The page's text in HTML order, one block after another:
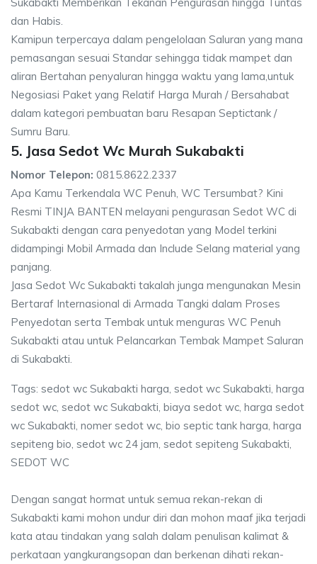
dan Habis.
Kamipun terpercaya dalam pengelolaan Saluran yang mana
pemasangan sesuai Standar sehingga tidak mampet dan
aliran Bertahan penyaluran hingga waktu yang lama,untuk
Negosiasi Paket yang Relatif Harga Murah / Bersahabat
dalam kategori pembuatan baru Resapan Septictank /
Sumru Baru.
5. Jasa Sedot Wc Murah Sukabakti
Nomor Telepon: 0815.8622.2337
Apa Kamu Terkendala WC Penuh, WC Tersumbat? Kini
Resmi TINJA BANTEN melayani pengurasan Sedot WC di
Sukabakti dengan cara penyedotan yang Model terkini
didampingi Mobil Armada dan Include Selang material yang
panjang.
Jasa Sedot Wc Sukabakti takalah junga mengunakan Mesin
Bertaraf Internasional di Armada Tangki dalam Proses
Penyedotan serta Tembak untuk menguras WC Penuh
Sukabakti atau untuk Pelancarkan Tembak Mampet Saluran
di Sukabakti.
Tags: sedot wc Sukabakti harga, sedot wc Sukabakti, harga
sedot wc, sedot wc Sukabakti, biaya sedot wc, harga sedot
wc Sukabakti, nomer sedot wc, bio septic tank harga, harga
sepiteng bio, sedot wc 24 jam, sedot sepiteng Sukabakti,
SEDOT WC
Dengan sangat hormat untuk semua rekan-rekan di
Sukabakti kami mohon undur diri dan mohon maaf jika terjadi
kata atau tindakan yang salah dalam penulisan kalimat &
perkataan yangkurangsopan dan berkenan dihati rekan-